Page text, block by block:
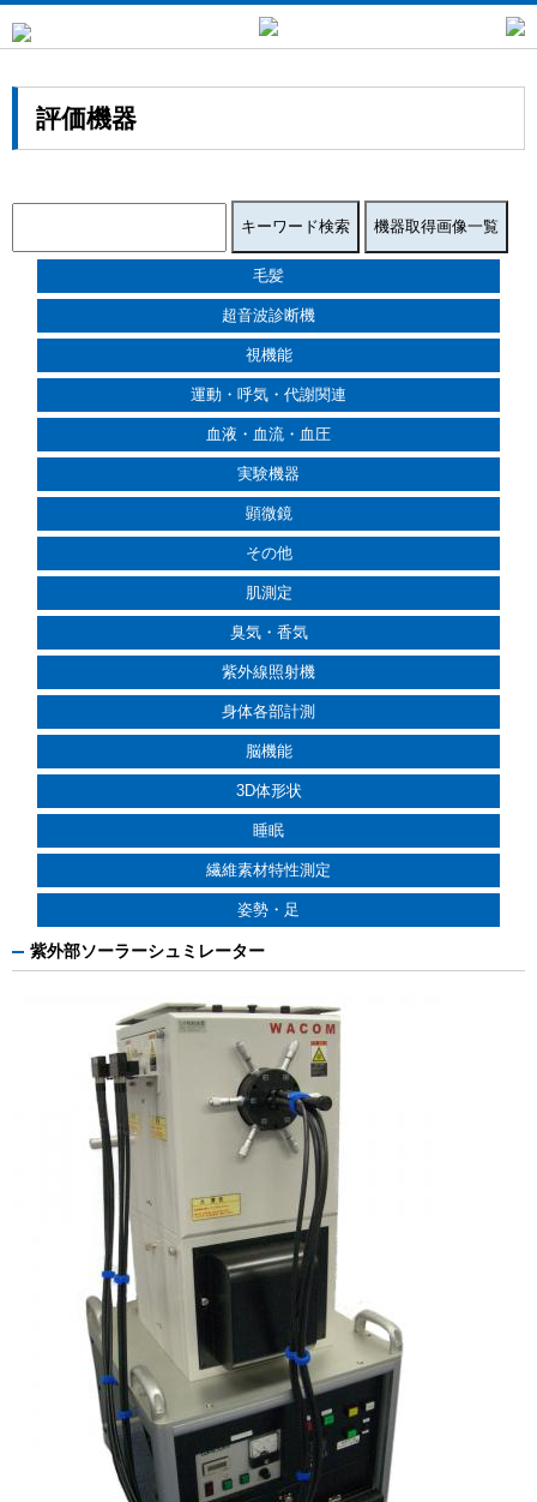
評価機器
毛髪
超音波診断機
視機能
運動・呼気・代謝関連
血液・血流・血圧
実験機器
顕微鏡
その他
肌測定
臭気・香気
紫外線照射機
身体各部計測
脳機能
3D体形状
睡眠
繊維素材特性測定
姿勢・足
紫外部ソーラーシュミレーター